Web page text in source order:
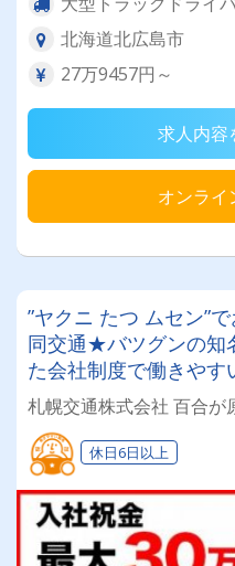
北海道北広島市
27万9457円～
求人内容
オンライ
”ヤクニ たつ ムセン”
同交通★バツグンの知
た会社制度で働きやす
札幌交通株式会社 百合が
休日6日以上